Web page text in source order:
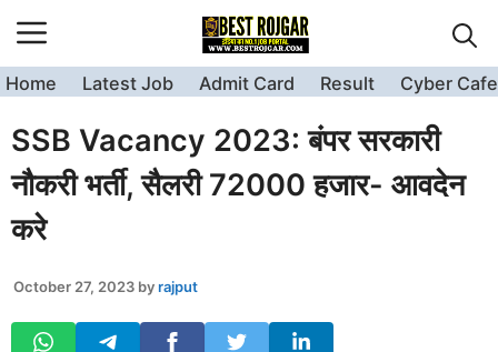
to
content
Home Latest Job Admit Card Result Cyber Cafe
SSB Vacancy 2023: बंपर सरकारी
नौकरी भर्ती, सैलरी 72000 हजार- आवदेन
करे
October 27, 2023 byrajput